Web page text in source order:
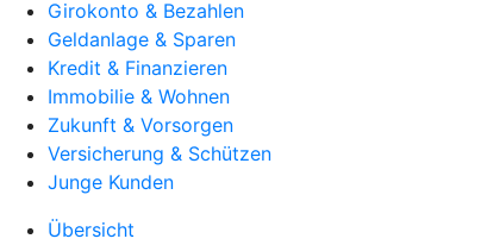
Girokonto & Bezahlen
Geldanlage & Sparen
Kredit & Finanzieren
Immobilie & Wohnen
Zukunft & Vorsorgen
Versicherung & Schützen
Junge Kunden
Übersicht